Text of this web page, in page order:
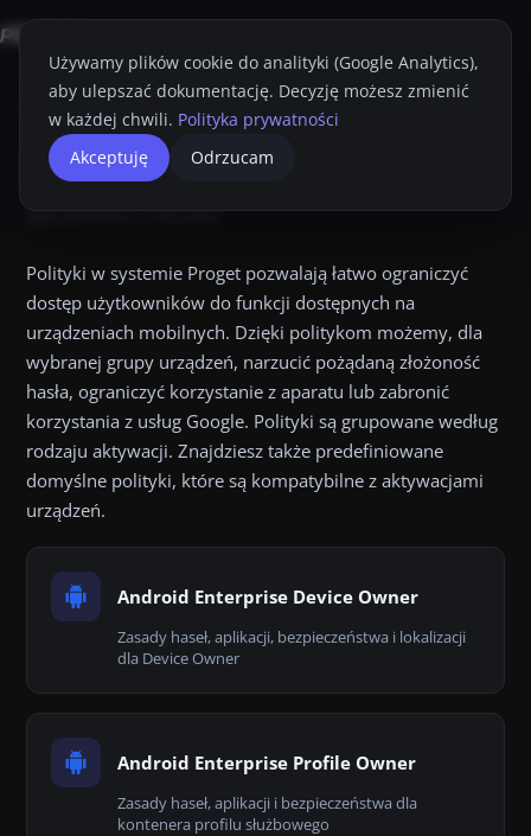
Strona główna Przewodnik Administratora
Polityki.
Polityki w systemie Proget pozwalają łatwo ograniczyć
Polityki
Zaktualizowano:16 lip 2026
Polityki w systemie Proget pozwalają łatwo ograniczyć
dostęp użytkowników do funkcji dostępnych na
urządzeniach mobilnych. Dzięki politykom możemy, dla
wybranej grupy urządzeń, narzucić pożądaną złożoność
hasła, ograniczyć korzystanie z aparatu lub zabronić
korzystania z usług Google. Polityki są grupowane według
rodzaju aktywacji. Znajdziesz także predefiniowane
domyślne polityki, które są kompatybilne z aktywacjami
urządzeń.
Android Enterprise Device Owner
Zasady haseł, aplikacji, bezpieczeństwa i lokalizacji
dla Device Owner
Android Enterprise Profile Owner
Zasady haseł, aplikacji i bezpieczeństwa dla
kontenera profilu służbowego
Używamy plików cookie do analityki (Google Analytics),
aby ulepszać dokumentację. Decyzję możesz zmienić
w każdej chwili. Polityka prywatności
Akceptuję
Odrzucam